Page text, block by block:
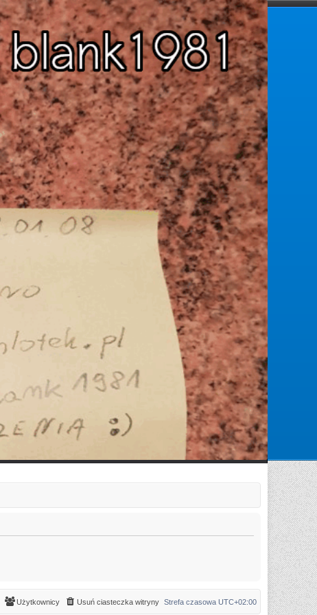
Zaloguj się
Zarejestruj się
Strefa czasowa UTC+02:00
Usuń ciasteczka witryny
Użytkownicy